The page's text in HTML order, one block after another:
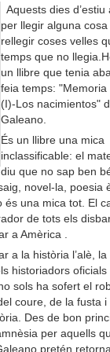
Aquests dies d’estiu
per llegir alguna
rellegir coses velles
temps que no
un llibre que tenia
feia temps: "Memoria
(I)-Los nacimientos"
Galeano.
És un llibre una mica
inclassificable: el
diu que no sap ben
novel-la, poesia
és una mica tot. El
de tots els
a Amèrica .
a la història l’alè, la
historiadors oficials
sols ha sofert el
coure, de la fusta
Des de bon
per aquells
pretén